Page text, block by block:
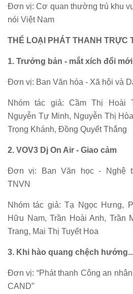
Đơn vị: Cơ quan thường trú khu
nói Việt Nam
THỂ LOẠI PHÁT THANH TRỰC
1. Trưởng bản - mắt xích đổi
Đơn vị: Ban Văn hóa - Xã hội và
Nhóm tác giả: Cầm Thị Hoài
Nguyễn Tự Minh, Nguyễn Thị
Trọng Khánh, Đồng Quyết Thắng
2. VOV3 Dj On Air - Giao cảm
Đơn vị: Ban Văn học - Nghệ
TNVN
Nhóm tác giả: Tạ Ngọc Hưng,
Hữu Nam, Trần Hoài Anh, Trần
Trang, Mai Thị Tuyết Hoa
3. Khi hào quang chệch
Đơn vị: “Phát thanh Công an
CAND”